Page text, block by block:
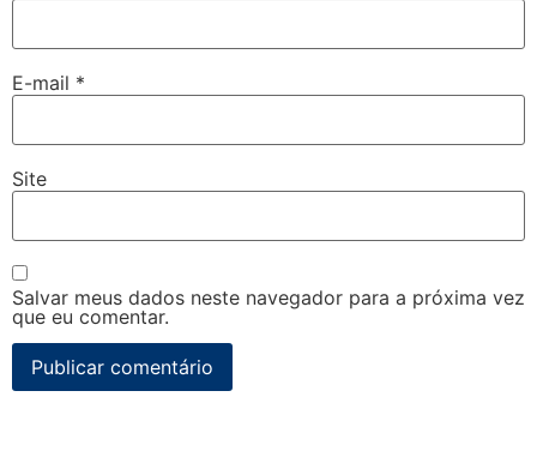
E-mail *
Site
Salvar meus dados neste navegador para a próxima vez
que eu comentar.